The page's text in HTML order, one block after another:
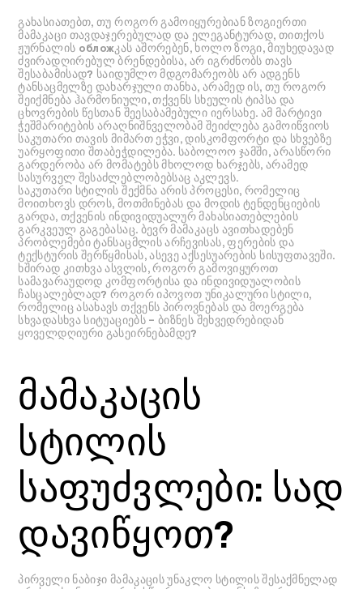
გახასიათებთ, თუ როგორ გამოიყურებიან ზოგიერთი
მამაკაცი თავდაჯერებულად და ელეგანტურად, თითქოს
ჟურნალის обложკას აშორებენ, ხოლო ზოგი, მიუხედავად
ძვირადღირებულ ბრენდებისა, არ იგრძნობს თავს
შესაბამისად? საიდუმლო მდგომარეობს არ ადგენს
ტანსაცმელზე დახარჯული თანხა, არამედ ის, თუ როგორ
შეიქმნება ჰარმონიული, თქვენს სხეულის ტიპსა და
ცხოვრების წესთან შეესაბამებული იერსახე. ამ მარტივი
ჭეშმარიტების არაღნიშნველობამ შეიძლება გამოიწვიოს
საკუთარი თავის მიმართ ეჭვი, დისკომფორტი და სხვებზე
უარყოფითი შთაბეჭდილება. საბოლოო ჯამში, არასწორი
გარდერობა არ მომატებს მხოლოდ ხარჯებს, არამედ
სასურველ შესაძლებლობებსაც აკლევს.
საკუთარი სტილის შექმნა არის პროცესი, რომელიც
მოითხოვს დროს, მოთმინებას და მოდის ტენდენციების
გარდა, თქვენის ინდივიდუალურ მახასიათებლების
გარკვეულ გაგებასაც. ბევრ მამაკაცს ავითხადებენ
პრობლემები ტანსაცმლის არჩევისას, ფერების და
ტექსტურის შერწყმისას, ასევე აქსესუარების სისუფთავეში.
ხშირად კითხვა ასვლის, როგორ გამოვიყუროთ
სამავარაუდოდ კომფორტისა და ინდივიდუალობის
ჩასცალებლად? როგორ იპოვოთ უნიკალური სტილი,
რომელიც ასახავს თქვენს პიროვნებას და მოერგება
სხვადასხვა სიტუაციებს – ბიზნეს შეხვედრებიდან
ყოველდღიური გასეირნებამდე?
მამაკაცის
სტილის
საფუძვლები: სად
დავიწყოთ?
პირველი ნაბიჯი მამაკაცის უნაკლო სტილის შესაქმნელად